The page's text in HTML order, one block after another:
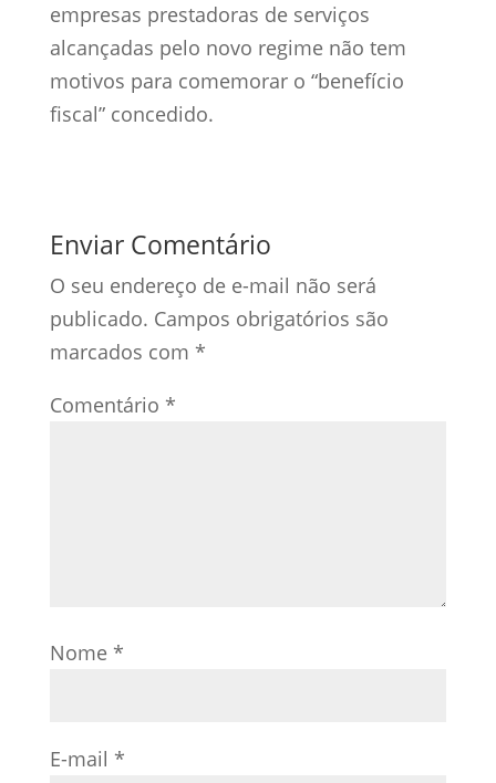
empresas prestadoras de serviços
alcançadas pelo novo regime não tem
motivos para comemorar o “benefício
fiscal” concedido.
Enviar Comentário
O seu endereço de e-mail não será
publicado. Campos obrigatórios são
marcados com *
Comentário *
Nome *
E-mail *